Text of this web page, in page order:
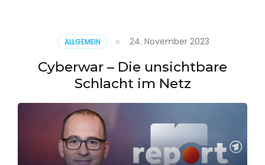
ALLGEMEIN 24. November 2023
Cyberwar – Die unsichtbare
Schlacht im Netz